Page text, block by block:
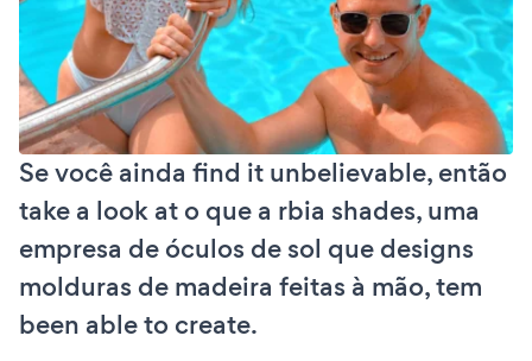
Se você ainda find it unbelievable, então
take a look at o que a rbia shades, uma
empresa de óculos de sol que designs
molduras de madeira feitas à mão, tem
been able to create.